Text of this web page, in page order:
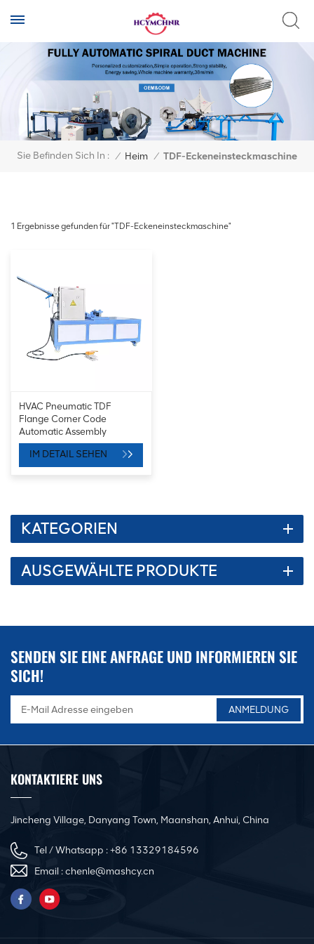
Sie Befinden Sich In : / Heim / TDF-Eckeneinsteckmaschine
1 Ergebnisse gefunden für "TDF-Eckeneinsteckmaschine"
HVAC Pneumatic TDF
Flange Corner Code
Automatic Assembly
Machine
IM DETAIL SEHEN
KATEGORIEN
AUSGEWÄHLTE PRODUKTE
SENDEN SIE EINE ANFRAGE UND INFORMIEREN SIE
SICH!
KONTAKTIERE UNS
Jincheng Village, Danyang Town, Maanshan, Anhui, China
Tel / Whatsapp :+86 13329184596
Email :chenle@mashcy.cn